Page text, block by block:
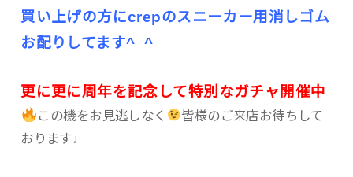
買い上げの方にcrepのスニーカー用消しゴム
お配りしてます^_^
更に更に周年を記念して特別なガチャ開催中
この機をお見逃しなく
皆様のご来店お待ちして
おります♩